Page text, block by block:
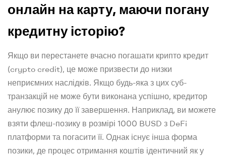
онлайн на карту, маючи погану
кредитну історію?
Якщо ви перестанете вчасно погашати крипто кредит
(crypto credit), це може призвести до низки
неприємних наслідків. Якщо будь-яка з цих суб-
транзакцій не може бути виконана успішно, кредитор
анулює позику до її завершення. Наприклад, ви можете
взяти флеш-позику в розмірі 1000 BUSD з DeFi
платформи та погасити її. Однак існує інша форма
позики, де процес отримання коштів ідентичний як у